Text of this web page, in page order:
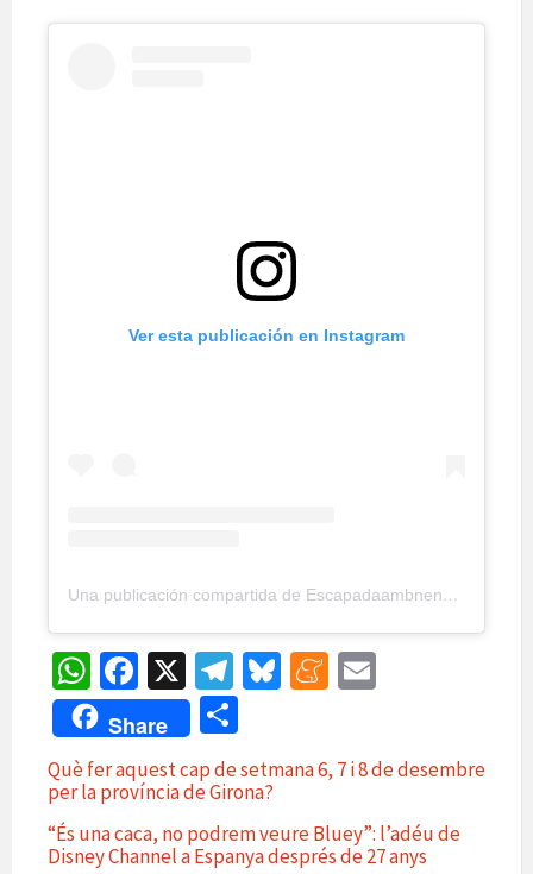
Ver esta publicación en Instagram
Una publicación compartida de Escapadaambnens (@escapadaambnens)
W
h
at
sA
p
p
Fa
ce
b
o
o
k
X
Te
le
gr
a
m
Bl
ky
M
ea
m
e
l
Share
o
m
p
Què fer aquest cap de setmana 6, 7 i 8 de desembre
per la província de Girona?
“És una caca, no podrem veure Bluey”: l’adéu de
Disney Channel a Espanya després de 27 anys